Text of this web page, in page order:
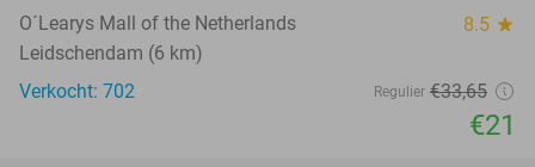
O´Learys Mall of the Netherlands 8.5 star
Leidschendam (6 km)
Verkocht: 702
Regulier €33,65
€21